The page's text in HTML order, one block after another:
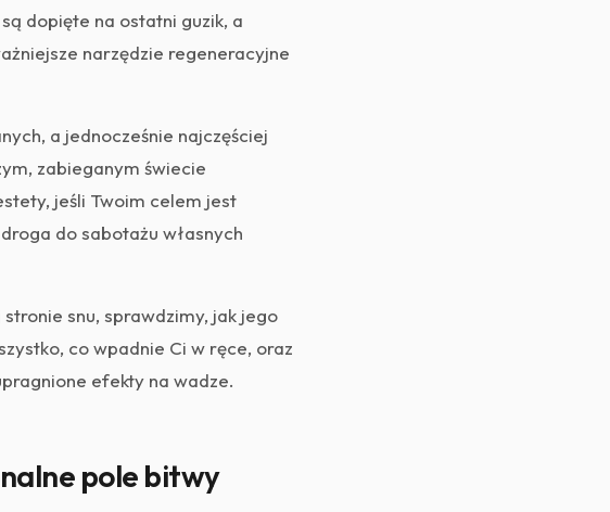
dopięte na ostatni guzik, a
narzędzie regeneracyjne
a jednocześnie najczęściej
zabieganym świecie
jeśli Twoim celem jest
do sabotażu własnych
snu, sprawdzimy, jak jego
co wpadnie Ci w ręce, oraz
efekty na wadze.
pole bitwy